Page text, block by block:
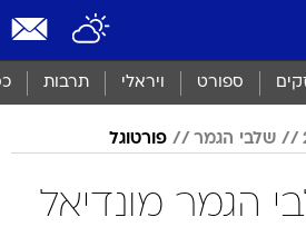
ספורט ויראלי תרבות
שלבי הגמר פורטוגל
הגמר מונדיאל